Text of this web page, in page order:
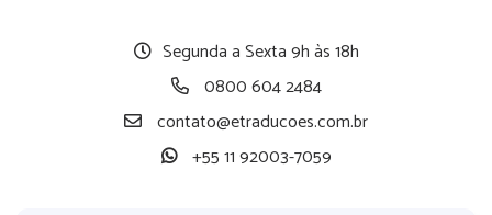
Segunda a Sexta 9h às 18h
0800 604 2484
contato@etraducoes.com.br
+55 11 92003-7059